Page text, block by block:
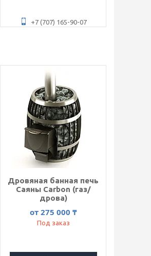
+7 (707) 165-90-07
Дровяная банная печь
Саяны Carbon (газ/
дрова)
от 275 000 ₸
Под заказ